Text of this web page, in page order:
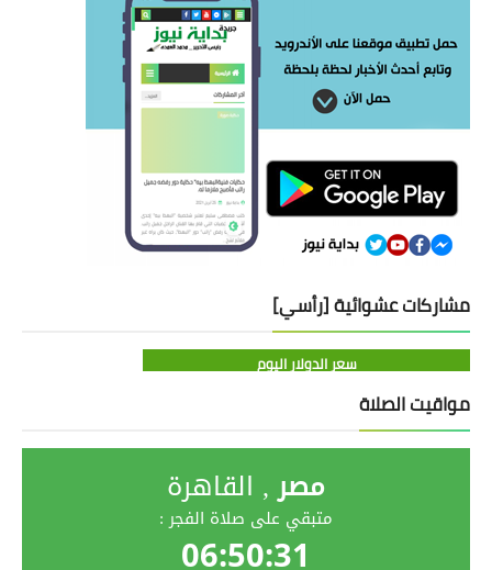
مشاركات عشوائية [رأسي]
سعر الدولار اليوم
مواقيت الصلاة